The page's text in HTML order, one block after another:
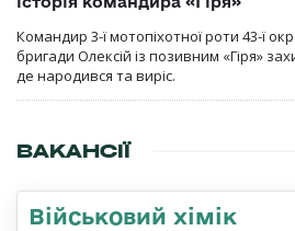
Командир 3-ї мотопіхотної роти 43-ї
бригади Олексій із позивним «Гіря»
де народився та виріс.
ВАКАНСІЇ
Військовий хімік